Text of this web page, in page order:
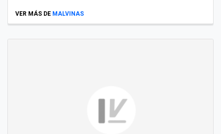
VER MÁS DE MALVINAS